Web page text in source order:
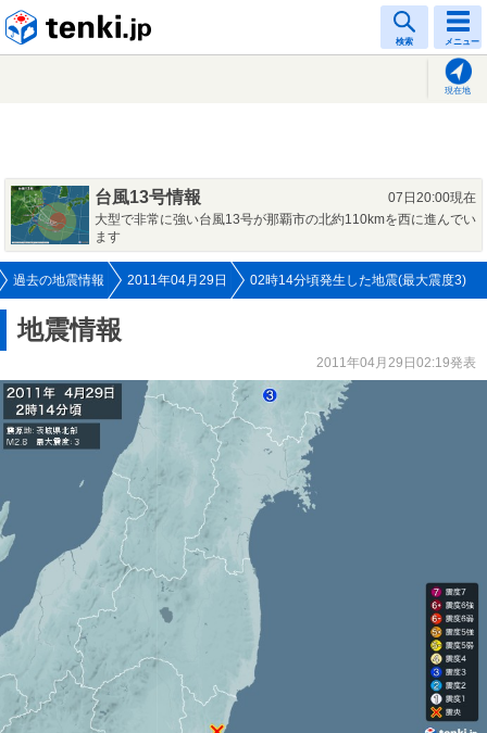
検索 メニュー
現在地
台風13号情報
07日20:00現在
大型で非常に強い台風13号が那覇市の北約110kmを西に進んでい
ます
過去の地震情報 2011年04月29日 02時14分頃発生した地震(最大震度3)
地震情報
2011年04月29日02:19発表